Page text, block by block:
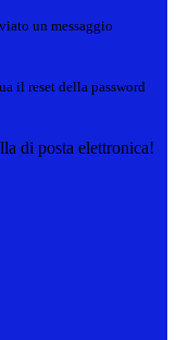
un messaggio
il reset della password
di posta elettronica!